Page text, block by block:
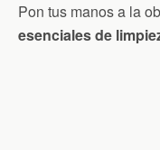
Pon tus manos a la
esenciales de